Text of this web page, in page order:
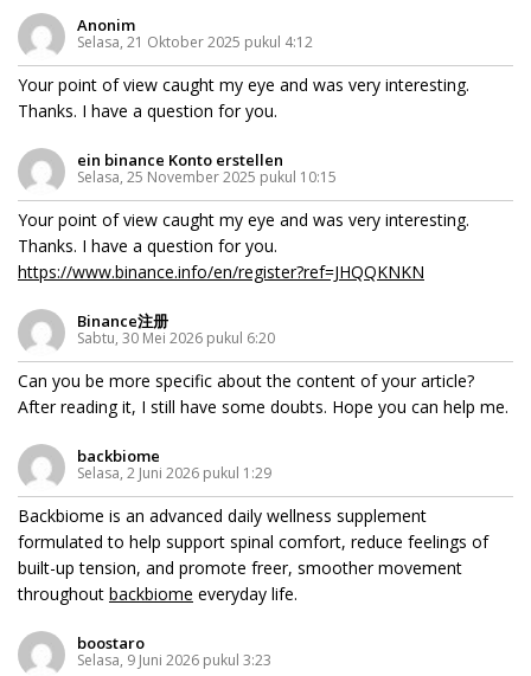
Anonim
Selasa, 21 Oktober 2025 pukul 4:12
Your point of view caught my eye and was very interesting.
Thanks. I have a question for you.
ein binance Konto erstellen
Selasa, 25 November 2025 pukul 10:15
Your point of view caught my eye and was very interesting.
Thanks. I have a question for you.
https://www.binance.info/en/register?ref=JHQQKNKN
Binance注册
Sabtu, 30 Mei 2026 pukul 6:20
Can you be more specific about the content of your article?
After reading it, I still have some doubts. Hope you can help me.
backbiome
Selasa, 2 Juni 2026 pukul 1:29
Backbiome is an advanced daily wellness supplement
formulated to help support spinal comfort, reduce feelings of
built-up tension, and promote freer, smoother movement
throughout backbiome everyday life.
boostaro
Selasa, 9 Juni 2026 pukul 3:23